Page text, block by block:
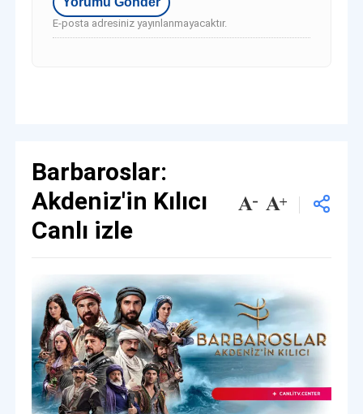
E-posta adresiniz yayınlanmayacaktır.
Barbaroslar:
Akdeniz'in Kılıcı
Canlı izle